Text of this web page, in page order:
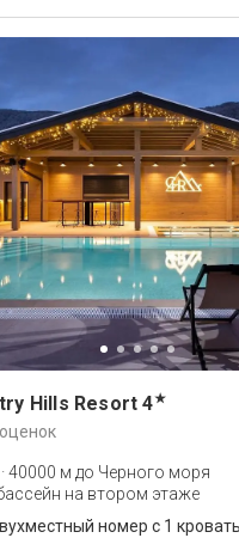
Hills Resort 4★
·40000 м до Черного моря
на втором этаже
номер с 1